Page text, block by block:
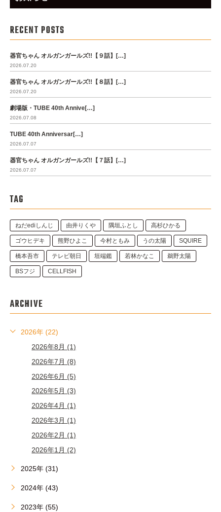
RECENT POSTS
器官ちゃん オルガンガールズ!!【９話】[…]
2026.07.20
器官ちゃん オルガンガールズ!!【８話】[…]
2026.07.20
劇場版・TUBE 40th Annive[…]
2026.07.08
TUBE 40th Anniversar[…]
2026.07.07
器官ちゃん オルガンガールズ!!【７話】[…]
2026.07.07
TAG
ねだediしんじ 由井りくや 隅垣ふとし 高杉ひかる
ゴウヒデキ 熊野ひよこ 今村ともみ うの太陽 SQUIRE
橋本吾市 テレビ朝日 垣端鑑 若林かなこ 鵜野太陽
BSフジ CELLFISH
ARCHIVE
2026年 (22)
2026年8月 (1)
2026年7月 (8)
2026年6月 (5)
2026年5月 (3)
2026年4月 (1)
2026年3月 (1)
2026年2月 (1)
2026年1月 (2)
2025年 (31)
2024年 (43)
2023年 (55)